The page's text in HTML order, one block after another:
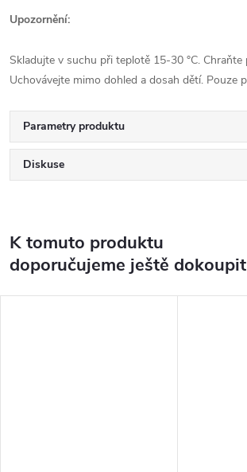
Upozornění:
Skladujte v suchu při teplotě 15-30 °C. Chraňte
Uchovávejte mimo dohled a dosah dětí. Pouze
Parametry produktu
Diskuse
K tomuto produktu
doporučujeme ještě dokoupit